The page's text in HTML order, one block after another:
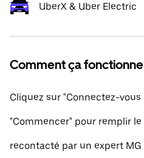
UberX & Uber Electric
Comment ça
Cliquez sur "Connectez-vous
"Commencer" pour remplir
recontacté par un expert MG